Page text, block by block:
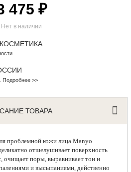
Нет в наличии
475 ₽
Подробнее >>
ТОВАРА
проблемной кожи лицаManyo
отшелушивает поверхность
очищает поры, выравнивает тон и
и высыпаниями, действенно